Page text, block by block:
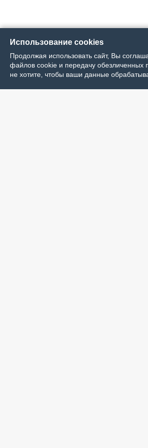
Использование cookies
Продолжая использовать сайт, Вы
файлов cookie и передачу обезличенных
не хотите, чтобы ваши данные